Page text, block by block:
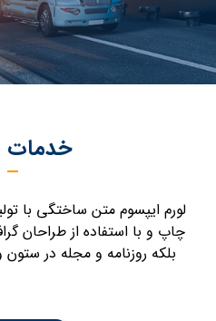
خدمات
لورم ایپسوم متن ساختگی با
چاپ و با استفاده از طراحان
بلکه روزنامه و مجله در